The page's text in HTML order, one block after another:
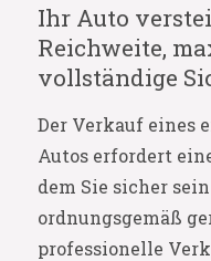
Ihr Auto
Reichweite,
vollständige
Der Verkauf eines
Autos erfordert
dem Sie sicher
ordnungsgemäß
professionelle